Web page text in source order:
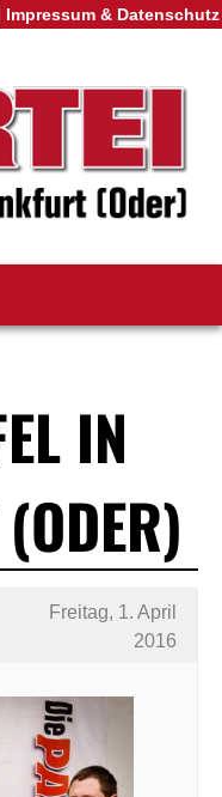
IN
Freitag, 1. April
2016
Impressum & Datenschutz